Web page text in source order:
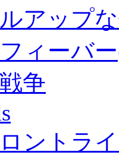
アップ
ィーバ
争
ントラ